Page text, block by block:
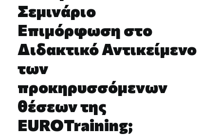
Σεμινάριο
Επιμόρφωση στο
Διδακτικό Αντικείμενο
των
προκηρυσσόμενων
θέσεων της
EUROTraining;